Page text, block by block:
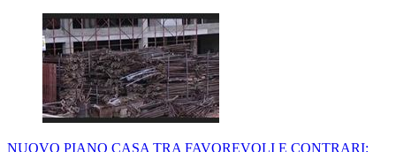
NUOVO PIANO CASA TRA FAVOREVOLI E CONTRARI: